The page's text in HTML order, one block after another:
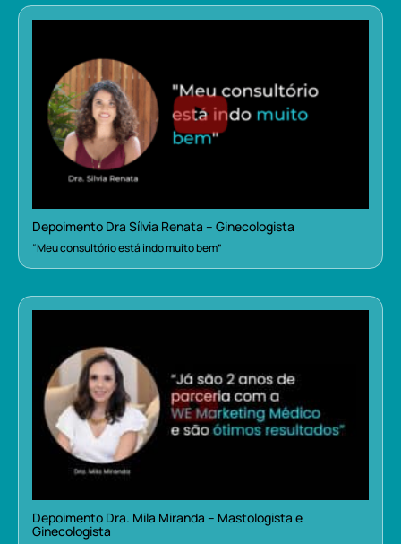
Depoimento Dra Sílvia Renata – Ginecologista
“Meu consultório está indo muito bem”
Depoimento Dra. Mila Miranda – Mastologista e
Ginecologista